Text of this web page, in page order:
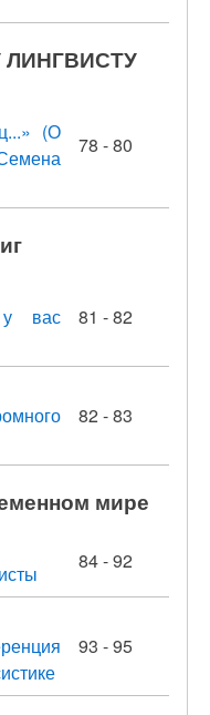
(О
78 - 80
вас
81 - 82
82 - 83
мире
84 - 92
93 - 95